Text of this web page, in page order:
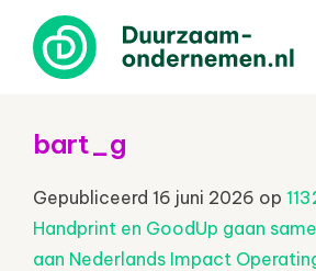
bart_g
Gepubliceerd 16 juni 2026 op
Handprint en GoodUp gaan
aan Nederlands Impact